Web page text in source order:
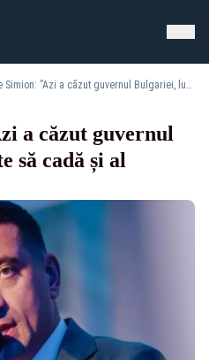
George Simion: ”Azi a căzut guvernul Bulgariei, luni poate să cadă și al nostru” -VIDEO
a căzut guvernul
să cadă și al